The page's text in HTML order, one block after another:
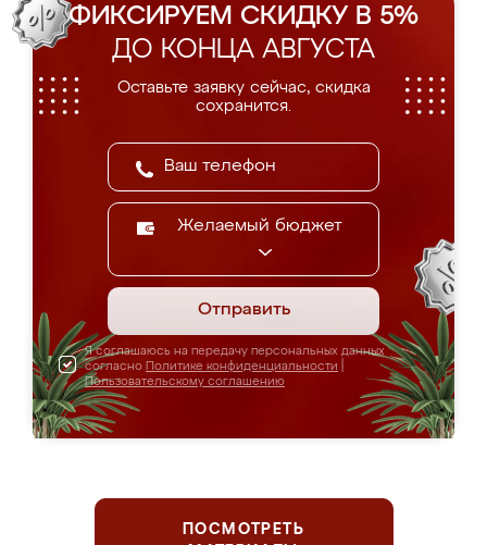
ФИКСИРУЕМ СКИДКУ В 5%
ДО КОНЦА АВГУСТА
Оставьте заявку сейчас, скидка
сохранится.
Желаемый бюджет
Отправить
Я соглашаюсь на передачу персональных данных
согласно Политике конфиденциальности
Пользовательскому соглашению
ПОСМОТРЕТЬ